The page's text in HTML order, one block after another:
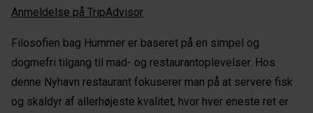
Anmeldelse på TripAdvisor
Filosofien bag Hummer er baseret på en simpel og
dogmefri tilgang til mad- og restaurantoplevelser. Hos
denne Nyhavn restaurant fokuserer man på at servere fisk
og skaldyr af allerhøjeste kvalitet, hvor hver eneste ret er